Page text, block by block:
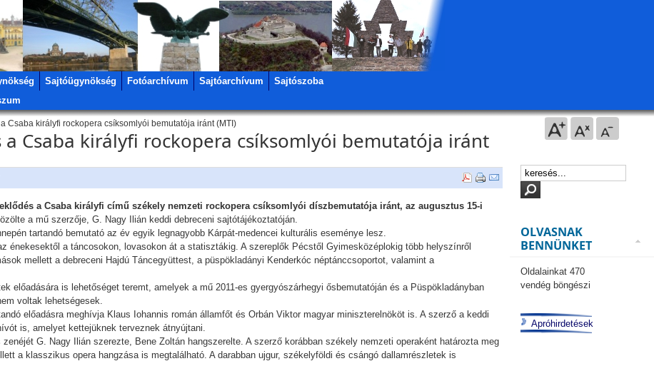
Sajtóügynökség Fotóarchívum Sajtóarchívum
Sajtószoba
Csaba királyfi rockopera csíksomlyói bemutatója iránt (MTI)
a Csaba királyfi rockopera csíksomlyói bemutatója iránt
a Csaba királyfi című székely nemzeti rockopera csíksomlyói díszbemutatója iránt, az augusztus 15-i
a mű szerzője, G. Nagy Ilián keddi debreceni sajtótájékoztatóján.
tartandó bemutató az év egyik legnagyobb Kárpát-medencei kulturális eseménye lesz.
énekesektől a táncosokon, lovasokon át a statisztákig. A szereplők Pécstől Gyimesközéplokig több helyszínről
mellett a debreceni Hajdú Táncegyüttest, a püspökladányi Kenderkóc néptánccsoportot, valamint a
előadására is lehetőséget teremt, amelyek a mű 2011-es gyergyószárhegyi ősbemutatóján és a Püspökladányban
voltak lehetségesek.
előadásra meghívja Klaus Iohannis román államfőt és Orbán Viktor magyar miniszterelnököt is. A szerző a keddi
is, amelyet kettejüknek terveznek átnyújtani.
G. Nagy Ilián szerezte, Bene Zoltán hangszerelte. A szerző korábban székely nemzeti operaként határozta meg
a klasszikus opera hangzása is megtalálható. A darabban ujgur, székelyföldi és csángó dallamrészletek is
OLVASNAK
BENNÜNKET
Oldalainkat 470
vendég böngészi
Apróhirdetések